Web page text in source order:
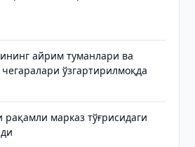
айрим туманлари ва
ўзгартирилмоқда
рақамли марказ тўғрисидаги